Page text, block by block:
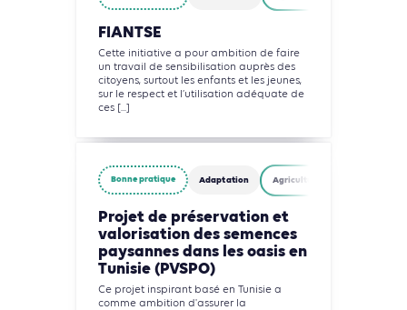
FIANTSE
Cette initiative a pour ambition de faire
un travail de sensibilisation auprès des
citoyens, surtout les enfants et les jeunes,
sur le respect et l’utilisation adéquate de
ces [...]
Bonne pratique Adaptation Agriculture, Foresterie et
Projet de préservation et
valorisation des semences
paysannes dans les oasis en
Tunisie (PVSPO)
Ce projet inspirant basé en Tunisie a
comme ambition d'assurer la